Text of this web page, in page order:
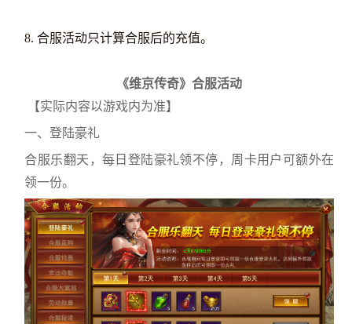
8. 合服活动只计算合服后的充值。
《维京传奇》合服活动
【实际内容以游戏内为准】
一、登陆豪礼
合服乐翻天，每日登陆豪礼领不停，周卡用户可额外在
领一份。